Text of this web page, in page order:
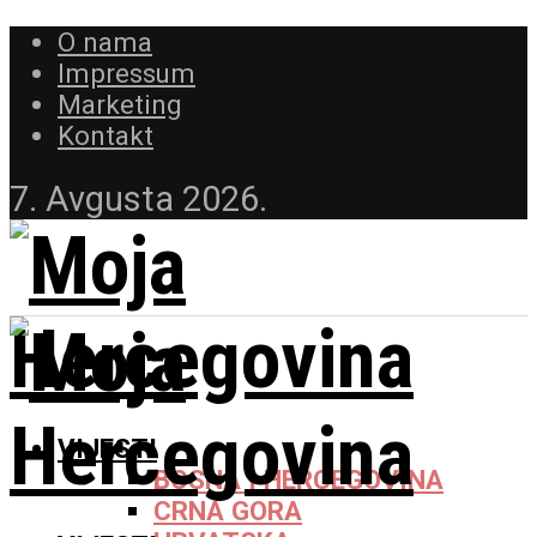
O nama
Impressum
Marketing
Kontakt
7. Avgusta 2026.
VIJESTI
BOSNA I HERCEGOVINA
CRNA GORA